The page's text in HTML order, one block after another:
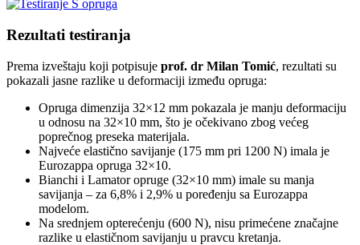
Rezultati testiranja
Prema izveštaju koji potpisuje prof. dr Milan Tomić, rezultati su
pokazali jasne razlike u deformaciji između opruga:
Opruga dimenzija 32×12 mm pokazala je manju deformaciju
u odnosu na 32×10 mm, što je očekivano zbog većeg
poprečnog preseka materijala.
Najveće elastično savijanje (175 mm pri 1200 N) imala je
Eurozappa opruga 32×10.
Bianchi i Lamator opruge (32×10 mm) imale su manja
savijanja – za 6,8% i 2,9% u poređenju sa Eurozappa
modelom.
Na srednjem opterećenju (600 N), nisu primećene značajne
razlike u elastičnom savijanju u pravcu kretanja.